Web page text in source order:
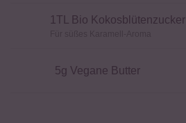
1 TL Bio Kokosblütenzucker
5g Vegane Butter